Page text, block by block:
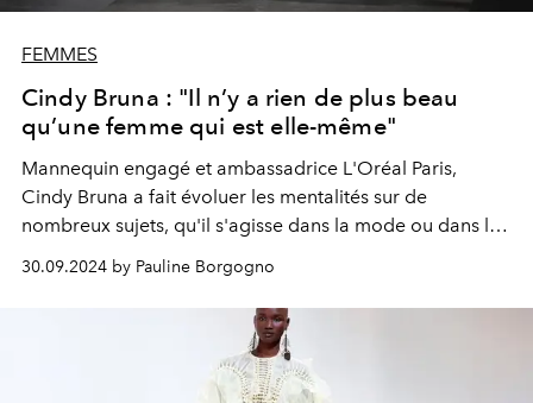
FEMMES
Cindy Bruna : "Il n’y a rien de plus beau
qu’une femme qui est elle-même"
Mannequin engagé et ambassadrice L'Oréal Paris,
Cindy Bruna a fait évoluer les mentalités sur de
nombreux sujets, qu'il s'agisse dans la mode ou dans la
libération de la parole. Avant qu'elle ne défile pour la
marque de cosmétiques,
L'OFFICIEL
avec la jeune femme, dont les convictions nous inspirent.
30.09.2024 by Pauline Borgogno